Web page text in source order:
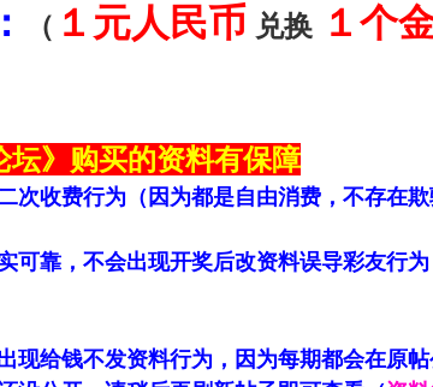
（ １元人民币 兑换 １个
坛》购买的资料有保障
次收费行为（因为都是自由消费，不存在欺
可靠，不会出现开奖后改资料误导彩友行
现给钱不发资料行为，因为每期都会在原